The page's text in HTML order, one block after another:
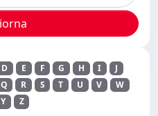
D E F G H I
J
Q R S T U V
W
Y Z